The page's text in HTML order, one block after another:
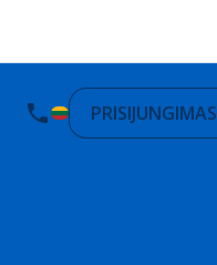
PRISIJUNGIMAS